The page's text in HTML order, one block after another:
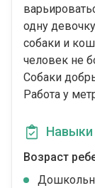
одну
собаки и
человек не
Собаки
Работа у
Навыки
Возраст